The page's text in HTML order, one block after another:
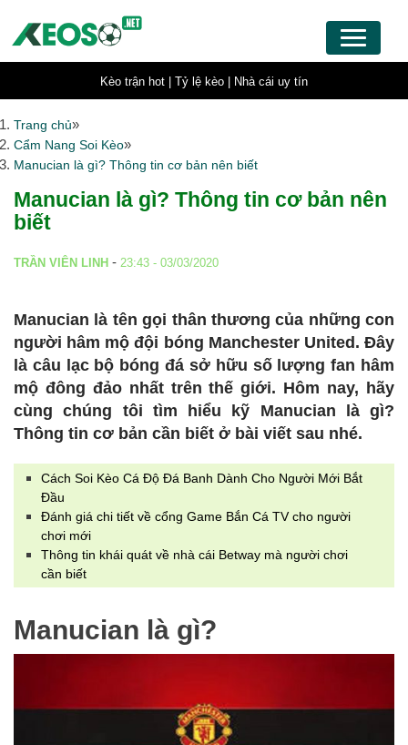
Kèo trận hot | Tỷ lệ kèo | Nhà cái uy tín
Trang chủ»
Cẩm Nang Soi Kèo»
Manucian là gì? Thông tin cơ bản nên biết
Manucian là gì? Thông tin cơ bản nên
biết
TRẦN VIÊN LINH - 23:43 - 03/03/2020
Manucian là tên gọi thân thương của những con
người hâm mộ đội bóng Manchester United. Đây
là câu lạc bộ bóng đá sở hữu số lượng fan hâm
mộ đông đảo nhất trên thế giới. Hôm nay, hãy
cùng chúng tôi tìm hiểu kỹ Manucian là gì?
Thông tin cơ bản cần biết ở bài viết sau nhé.
Cách Soi Kèo Cá Độ Đá Banh Dành Cho Người Mới Bắt
Đầu
Đánh giá chi tiết về cổng Game Bắn Cá TV cho người
chơi mới
Thông tin khái quát về nhà cái Betway mà người chơi
cần biết
Manucian là gì?